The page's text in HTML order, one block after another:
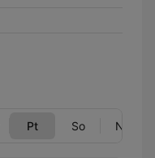
Pt So Nd